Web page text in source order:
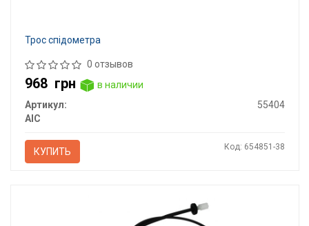
Трос спідометра
0 отзывов
968 грн
в наличии
Артикул:
55404
AIC
КУПИТЬ Код: 654851-38